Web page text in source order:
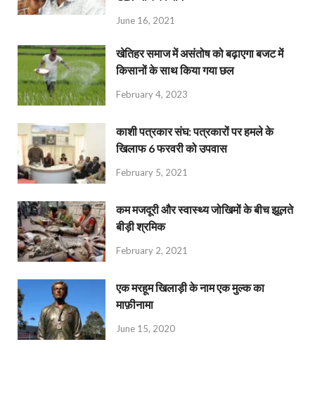
June 16, 2021
खेतिहर समाज में असंतोष को बढ़ाएगा बजट में
किसानों के साथ किया गया छल
February 4, 2023
काशी पत्रकार संघ: पत्रकारों पर हमले के
खिलाफ 6 फरवरी को उपवास
February 5, 2021
कम मजदूरी और स्वास्थ्य जोखिमों के बीच झूलते
बीड़ी श्रमिक
February 2, 2021
एक मरहूम खिलाड़ी के नाम एक मुल्क का
माफ़ीनामा
June 15, 2020